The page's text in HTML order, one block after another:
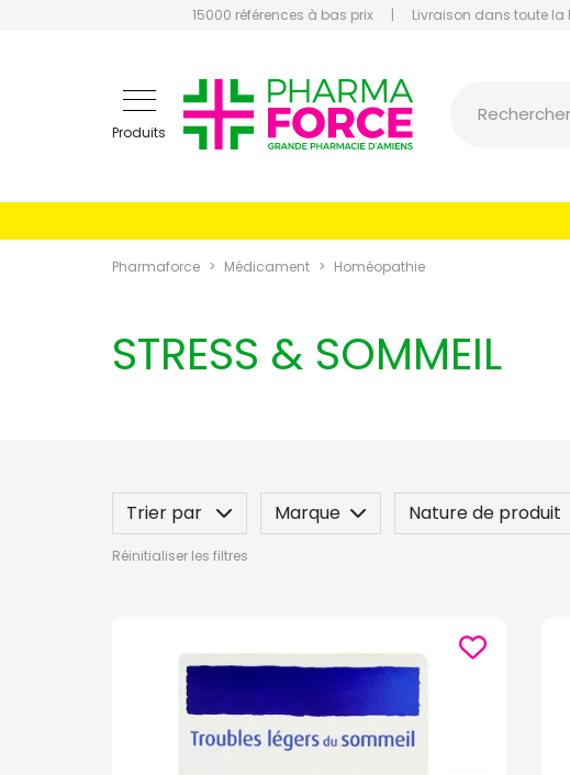
15000 références à bas prix | Livraison dans toute la
Produits
Rechercher
Pharmaforce Médicament Homéopathie
STRESS & SOMMEIL
Trier par Marque Nature de produit
Dilution
Réinitialiser les filtres